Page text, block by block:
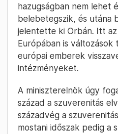
hazugságban nem lehet
belebetegszik, és utána
jelentette ki Orbán. Itt
Európában is változások
európai emberek
intézményeket.
A miniszterelnök úgy
század a szuverenitás
századvég a
mostani időszak pedig a